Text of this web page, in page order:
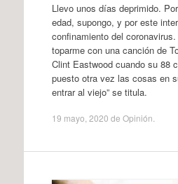
Llevo unos días deprimido.
edad, supongo, y por este
confinamiento del
toparme con una canción de
Clint Eastwood cuando su 88
puesto otra vez las cosas en
entrar al viejo” se titula.
19 mayo, 2020 de Opinión